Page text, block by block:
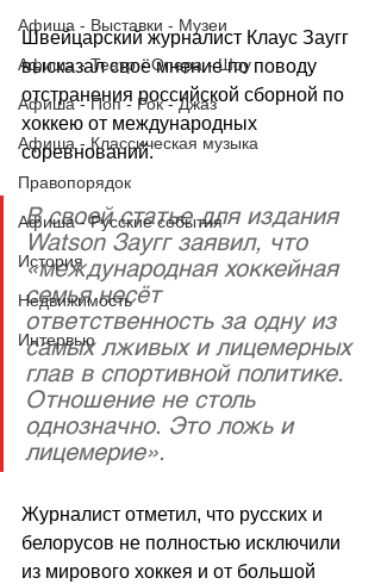
Афиша - Выставки - Музеи
Афиша - Театр - Опера - Шоу
Афиша - Поп - Рок - Джаз
Афиша - Классическая музыка
Правопорядок
Афиша - Русские события
История
Недвижимость
Интервью
Швейцарский журналист Клаус Заугг
высказал своё мнение по поводу
отстранения российской сборной по
хоккею от международных
соревнований.
В своей статье для издания
Watson Заугг заявил, что
«международная хоккейная
семья несёт
ответственность за одну из
самых лживых и лицемерных
глав в спортивной политике.
Отношение не столь
однозначно. Это ложь и
лицемерие».
Журналист отметил, что русских и
белорусов не полностью исключили
из мирового хоккея и от большой